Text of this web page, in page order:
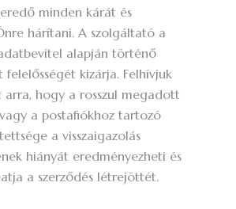
minden kárát és
hárítani. A szolgáltató a
alapján történő
felelősségét kizárja. Felhívjuk
arra, hogy a rosszul megadott
a postafiókhoz tartozó
a visszaigazolás
hiányát eredményezheti és
a szerződés létrejöttét.